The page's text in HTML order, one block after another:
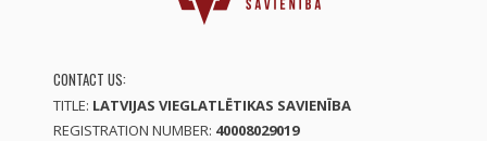
CONTACT US:
TITLE: LATVIJAS VIEGLATLĒTIKAS SAVIENĪBA
REGISTRATION NUMBER: 40008029019